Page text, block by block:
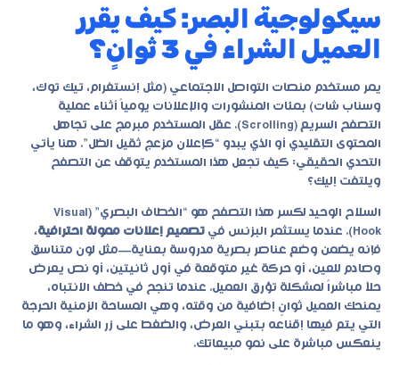
سيكولوجية البصر: كيف يقرر
العميل الشراء في 3 ثوانٍ؟
يمر مستخدم منصات التواصل الاجتماعي (مثل إنستغرام، تيك توك،
وسناب شات) بمئات المنشورات والإعلانات يومياً أثناء عملية
التصفح السريع (Scrolling). عقل المستخدم مبرمج على تجاهل
المحتوى التقليدي أو الذي يبدو “كإعلان مزعج ثقيل الظل”. هنا يأتي
التحدي الحقيقي: كيف تجعل هذا المستخدم يتوقف عن التصفح
ويلتفت إليك؟
السلاح الوحيد لكسر هذا التصفح هو “الخطاف البصري” (Visual
Hook). عندما يستثمر البزنس في
تصميم إعلانات ممولة احترافية،
فإنه يضمن وضع عناصر بصرية مدروسة بعناية—مثل لون متناسق
وصادم للعين، أو حركة غير متوقعة في أول ثانيتين، أو نص يعرض
حلاً مباشراً لمشكلة تؤرق العميل. عندما تنجح في خطف الانتباه،
يمنحك العميل ثوانٍ إضافية من وقته، وهي المساحة الزمنية الحرجة
التي يتم فيها إقناعه بتبني العرض، والضغط على زر الشراء، وهو ما
ينعكس مباشرة على نمو مبيعاتك.